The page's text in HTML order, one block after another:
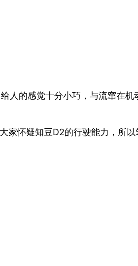
的感觉十分小巧，与流窜在机
家怀疑知豆D2的行驶能力，所